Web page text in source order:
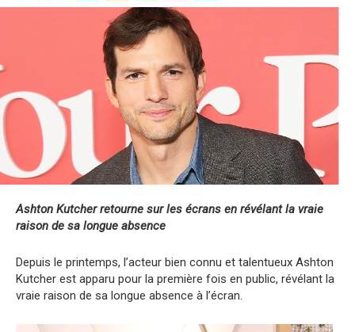
Ashton Kutcher retourne sur les écrans en révélant la vraie
raison de sa longue absence
Depuis le printemps, l’acteur bien connu et talentueux Ashton
Kutcher est apparu pour la première fois en public, révélant la
vraie raison de sa longue absence à l’écran.